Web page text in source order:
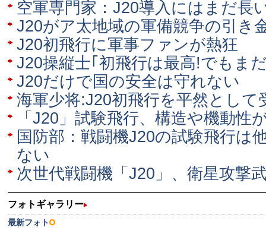
空軍専門家：J20導入にはまだ長
J20がア太地域の軍備競争の引き
J20初飛行に軍事ファンが熱狂
J20操縦士｢初飛行は最高!でもま
J20だけで国の安全は守れない
海軍少将:J20初飛行を平然として
「J20」試験飛行、構造や機動性
国防部：戦闘機J20の試験飛行は
ない
次世代戦闘機「J20」、衛星攻撃